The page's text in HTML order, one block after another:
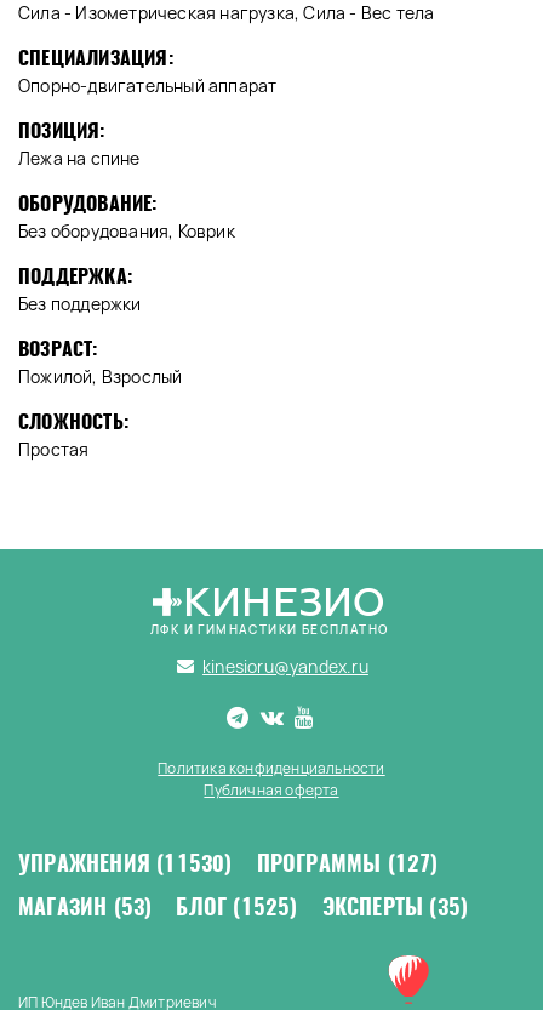
Сила - Изометрическая нагрузка, Сила - Вес тела
СПЕЦИАЛИЗАЦИЯ:
Опорно-двигательный аппарат
ПОЗИЦИЯ:
Лежа на спине
ОБОРУДОВАНИЕ:
Без оборудования, Коврик
ПОДДЕРЖКА:
Без поддержки
ВОЗРАСТ:
Пожилой, Взрослый
СЛОЖНОСТЬ:
Простая
КИНЕЗИО
ЛФК И ГИМНАСТИКИ БЕСПЛАТНО
kinesioru@yandex.ru
Политика конфиденциальности
Публичная оферта
УПРАЖНЕНИЯ (11530) ПРОГРАММЫ (127)
МАГАЗИН (53) БЛОГ (1525) ЭКСПЕРТЫ (35)
ИП Юндев Иван Дмитриевич